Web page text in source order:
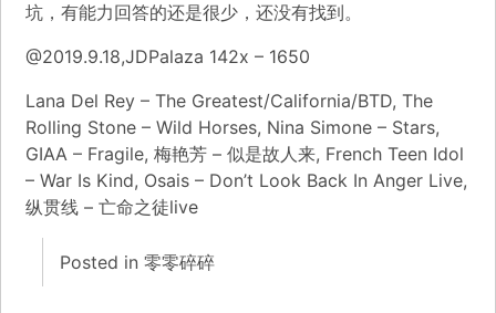
坑，有能力回答的还是很少，还没有找到。
@2019.9.18,JDPalaza 142x – 1650
Lana Del Rey – The Greatest/California/BTD, The
Rolling Stone – Wild Horses, Nina Simone – Stars,
GIAA – Fragile, 梅艳芳 – 似是故人来, French Teen Idol
– War Is Kind, Osais – Don’t Look Back In Anger Live,
纵贯线 – 亡命之徒live
Posted in 零零碎碎